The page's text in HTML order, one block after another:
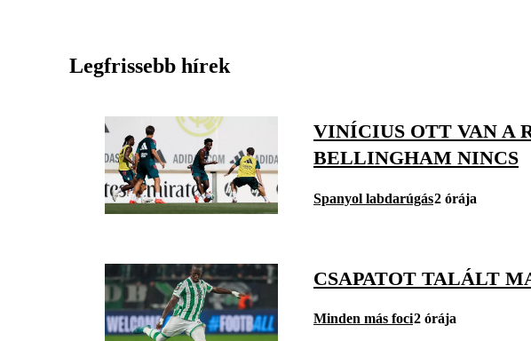
Legfrissebb hírek
VINÍCIUS OTT VAN A
BELLINGHAM NINCS
Spanyol labdarúgás2 órája
CSAPATOT TALÁLT
Minden más foci2 órája